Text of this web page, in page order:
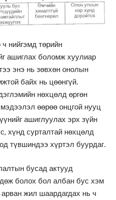
нийгэмд төрийн
ашиглах боломж хуулиар
энэ нь зөвхөн онолын
байх нь цөөнгүй.
нөхцөлд өргөн
өөрөө онцгой нууц
ашиглуулах эрх зүйн
хүнд сурталтай нөхцөлд
түвшиндээ хүртэл буурдаг.
бусад актууд
болох бол албан бус хэм
жил шаардагдах нь ч